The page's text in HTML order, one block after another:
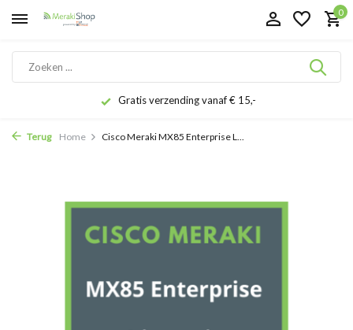
0
Gratis verzending vanaf € 15,-
Terug Home Cisco Meraki MX85 Enterprise L...